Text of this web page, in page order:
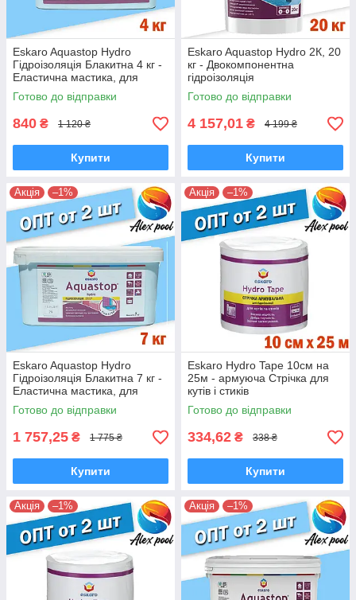
Eskaro Aquastop Hydro
Гідроізоляція Блакитна 4 кг -
Еластична мастика, для
вологих приміщень
Готово до відправки
840 ₴ 1 120 ₴
Купити
Eskaro Aquastop Hydro 2К, 20
кг - Двокомпонентна
гідроізоляція
Готово до відправки
4 157,01 ₴ 4 199 ₴
Купити
Акція –1%
Eskaro Aquastop Hydro
Гідроізоляція Блакитна 7 кг -
Еластична мастика, для
вологих приміщень
Готово до відправки
1 757,25 ₴ 1 775 ₴
Купити
Акція –1%
Eskaro Hydro Tape 10см на
25м - армуюча Стрічка для
кутів і стиків
Готово до відправки
334,62 ₴ 338 ₴
Купити
Акція –1% Акція –1%